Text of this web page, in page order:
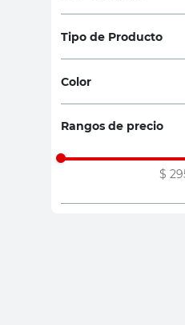
Tipo de Producto
(2)
Color
Negro
)
Surtido (3)
Rojo (1)
Rangos de precio
$